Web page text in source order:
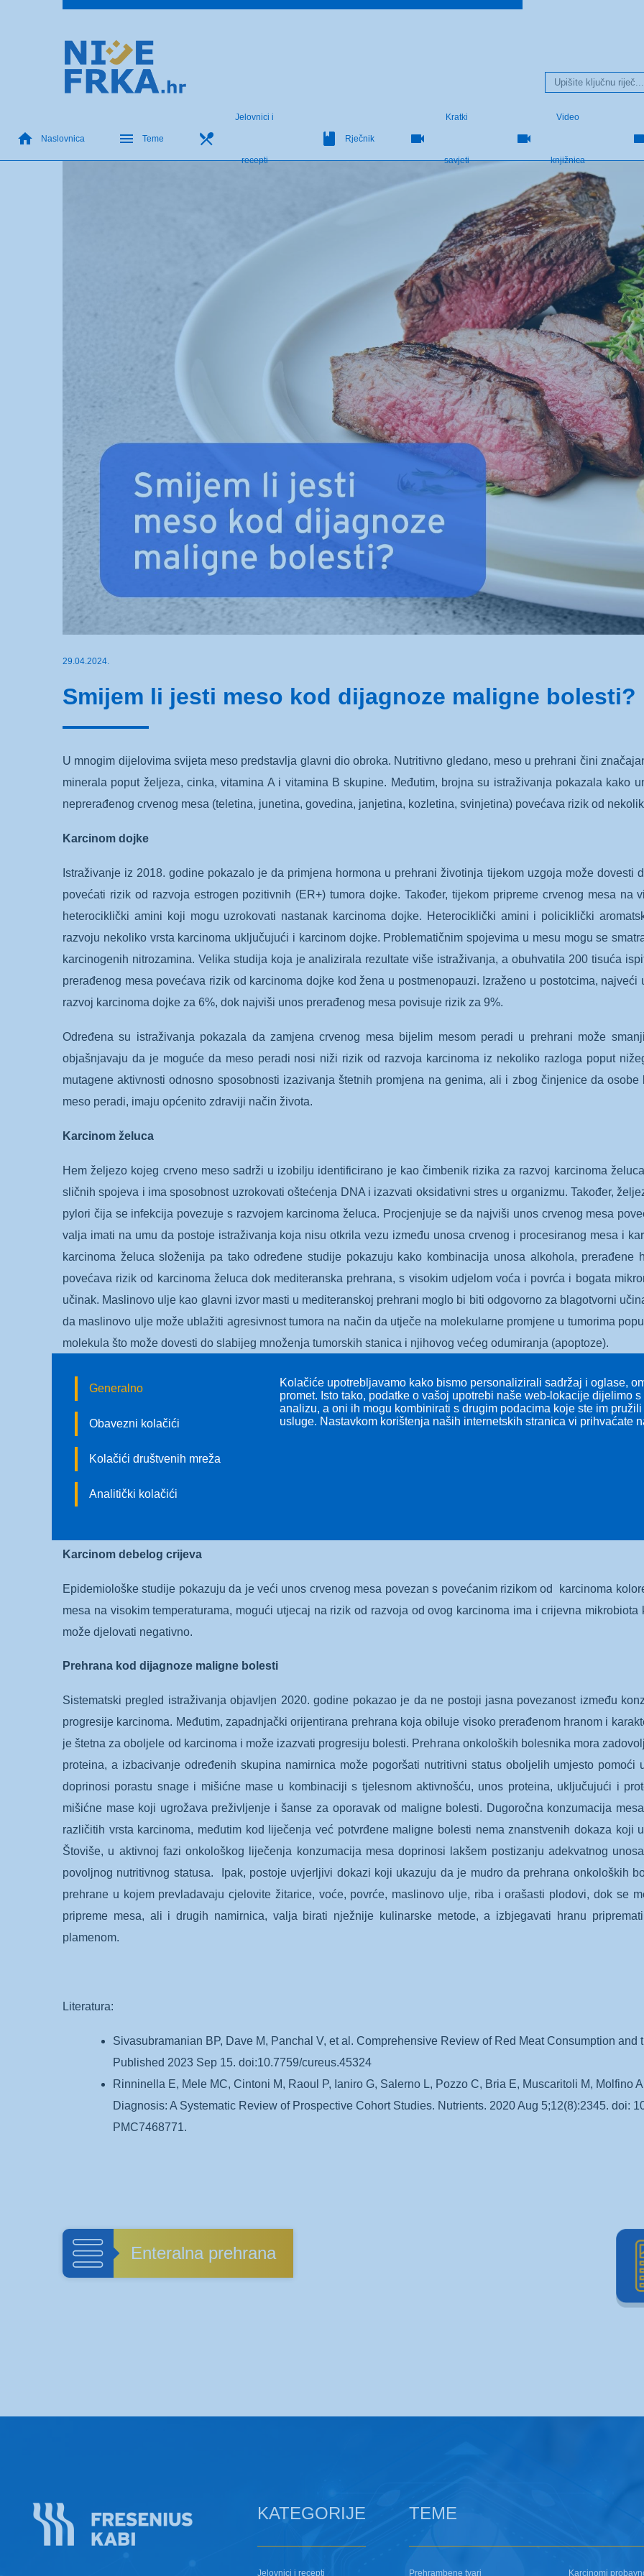
Naslovnica Teme
Jelovnici i
recepti
Rječnik
Kratki
savjeti
Video
knjižnica
29.04.2024.
Smijem li jesti meso kod dijagnoze maligne bolesti?
U mnogim dijelovima svijeta meso predstavlja glavni dio obroka. Nutritivno gledano, meso u prehrani čini
minerala poput željeza, cinka, vitamina A i vitamina B skupine. Međutim, brojna su istraživanja pokazala kako
neprerađenog crvenog mesa (teletina, junetina, govedina, janjetina, kozletina, svinjetina) povećava rizik od
Karcinom dojke
Istraživanje iz 2018. godine pokazalo je da primjena hormona u prehrani životinja tijekom uzgoja može dovesti
povećati rizik od razvoja estrogen pozitivnih (ER+) tumora dojke. Također, tijekom pripreme crvenog mesa na
heterociklički amini koji mogu uzrokovati nastanak karcinoma dojke. Heterociklički amini i policiklički
razvoju nekoliko vrsta karcinoma uključujući i karcinom dojke. Problematičnim spojevima u mesu mogu se
karcinogenih nitrozamina. Velika studija koja je analizirala rezultate više istraživanja, a obuhvatila 200 tisuća
prerađenog mesa povećava rizik od karcinoma dojke kod žena u postmenopauzi. Izraženo u postotcima,
razvoj karcinoma dojke za 6%, dok najviši unos prerađenog mesa povisuje rizik za 9%.
Određena su istraživanja pokazala da zamjena crvenog mesa bijelim mesom peradi u prehrani može
objašnjavaju da je moguće da meso peradi nosi niži rizik od razvoja karcinoma iz nekoliko razloga poput
mutagene aktivnosti odnosno sposobnosti izazivanja štetnih promjena na genima, ali i zbog činjenice da
meso peradi, imaju općenito zdraviji način života.
Karcinom želuca
Hem željezo kojeg crveno meso sadrži u izobilju identificirano je kao čimbenik rizika za razvoj karcinoma
sličnih spojeva i ima sposobnost uzrokovati oštećenja DNA i izazvati oksidativni stres u organizmu. Također,
pylori čija se infekcija povezuje s razvojem karcinoma želuca. Procjenjuje se da najviši unos crvenog mesa
valja imati na umu da postoje istraživanja koja nisu otkrila vezu između unosa crvenog i procesiranog mesa i
karcinoma želuca složenija pa tako određene studije pokazuju kako kombinacija unosa alkohola,
povećava rizik od karcinoma želuca dok mediteranska prehrana, s visokim udjelom voća i povrća i bogata
učinak. Maslinovo ulje kao glavni izvor masti u mediteranskoj prehrani moglo bi biti odgovorno za blagotvorni
da maslinovo ulje može ublažiti agresivnost tumora na način da utječe na molekularne promjene u tumorima
molekula što može dovesti do slabijeg množenja tumorskih stanica i njihovog većeg odumiranja (apoptoze).
Karcinom gušterače
Dok neka istraživanja pokazuju kako unos crvenog mesa, svih vrsta mesa i mesa pripremljenog na visokim
čak 65%, druga pak nisu pronašla vezu između unosa mesa i karcinoma gušterače. Moguće objašnjenje
metabolizam nekih komponenata prehrane i reguliraju antioksidativnu obranu. Najviše je onih istraživanja koja
prženog povrća, dok je unos ribe povezan s nižim rizikom od karcinoma gušterače. Potencijalna veza između
Karcinom debelog crijeva
Epidemiološke studije pokazuju da je veći unos crvenog mesa povezan s povećanim rizikom od karcinoma
mesa na visokim temperaturama, mogući utjecaj na rizik od razvoja od ovog karcinoma ima i crijevna
može djelovati negativno.
Prehrana kod dijagnoze maligne bolesti
Sistematski pregled istraživanja objavljen 2020. godine pokazao je da ne postoji jasna povezanost između
progresije karcinoma. Međutim, zapadnjački orijentirana prehrana koja obiluje visoko prerađenom hranom i
je štetna za oboljele od karcinoma i može izazvati progresiju bolesti. Prehrana onkoloških bolesnika mora
proteina, a izbacivanje određenih skupina namirnica može pogoršati nutritivni status oboljelih umjesto
doprinosi porastu snage i mišićne mase u kombinaciji s tjelesnom aktivnošću, unos proteina, uključujući i
mišićne mase koji ugrožava preživljenje i šanse za oporavak od maligne bolesti. Dugoročna konzumacija
različitih vrsta karcinoma, međutim kod liječenja već potvrđene maligne bolesti nema znanstvenih dokaza koji
Štoviše, u aktivnoj fazi onkološkog liječenja konzumacija mesa doprinosi lakšem postizanju adekvatnog
povoljnog nutritivnog statusa. Ipak, postoje uvjerljivi dokazi koji ukazuju da je mudro da prehrana onkoloških
prehrane u kojem prevladavaju cjelovite žitarice, voće, povrće, maslinovo ulje, riba i orašasti plodovi, dok se
pripreme mesa, ali i drugih namirnica, valja birati nježnije kulinarske metode, a izbjegavati hranu
plamenom.
Literatura:
Sivasubramanian BP, Dave M, Panchal V, et al. Comprehensive Review of Red Meat Consumption and
Published 2023 Sep 15. doi:10.7759/cureus.45324
Rinninella E, Mele MC, Cintoni M, Raoul P, Ianiro G, Salerno L, Pozzo C, Bria E, Muscaritoli M, Molfino
Diagnosis: A Systematic Review of Prospective Cohort Studies. Nutrients. 2020 Aug 5;12(8):2345. doi:
PMC7468771.
Enteralna prehrana
KATEGORIJE
Jelovnici i recepti
TEME
Prehrambene tvari Karcinomi
Generalno
Obavezni kolačići
Kolačići društvenih mreža
Analitički kolačići
Kolačiće upotrebljavamo kako bismo personalizirali sadržaj i oglase,
promet. Isto tako, podatke o vašoj upotrebi naše web-lokacije dijelimo
analizu, a oni ih mogu kombinirati s drugim podacima koje ste im
usluge. Nastavkom korištenja naših internetskih stranica vi prihvaćate